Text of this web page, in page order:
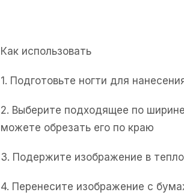
Как использовать
1. Подготовьте ногти для
2. Выберите подходящее по
можете обрезать его по краю
3. Подержите изображение в
4. Перенесите изображение с